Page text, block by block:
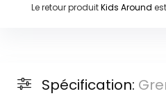
Le retour produitKids Around
Spécification: